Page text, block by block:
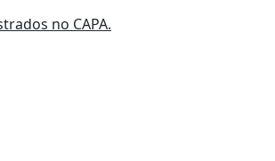
no CAPA.